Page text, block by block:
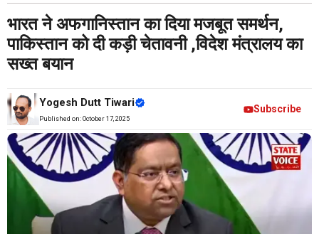
को दी कड़ी चेतावनी ,विदेश मंत्रालय का सख्त बयान
भारत ने अफगानिस्तान का दिया मजबूत समर्थन,
पाकिस्तान को दी कड़ी चेतावनी ,विदेश मंत्रालय का
सख्त बयान
Yogesh Dutt Tiwari
Published on: October 17, 2025
Subscribe